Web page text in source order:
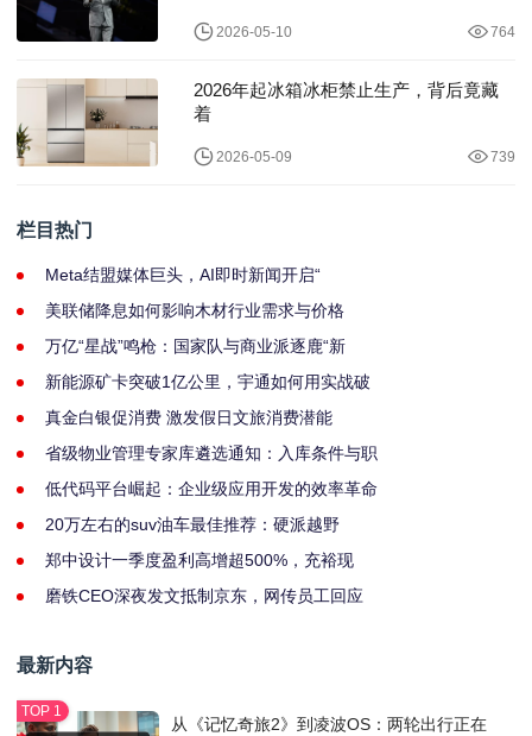
2026-05-10 764
2026年起冰箱冰柜禁止生产，背后竟藏
着
2026-05-09 739
栏目热门
Meta结盟媒体巨头，AI即时新闻开启“
美联储降息如何影响木材行业需求与价格
万亿“星战”鸣枪：国家队与商业派逐鹿“新
新能源矿卡突破1亿公里，宇通如何用实战破
真金白银促消费 激发假日文旅消费潜能
省级物业管理专家库遴选通知：入库条件与职
低代码平台崛起：企业级应用开发的效率革命
20万左右的suv油车最佳推荐：硬派越野
郑中设计一季度盈利高增超500%，充裕现
磨铁CEO深夜发文抵制京东，网传员工回应
最新内容
从《记忆奇旅2》到凌波OS：两轮出行正在